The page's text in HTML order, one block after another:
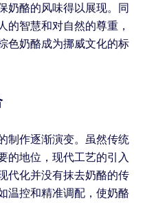
奶酪的风味得以展现。同
的智慧和对自然的尊重，
色奶酪成为挪威文化的标
制作逐渐演变。虽然传统
的地位，现代工艺的引入
代化并没有抹去奶酪的传
温控和精准调配，使奶酪